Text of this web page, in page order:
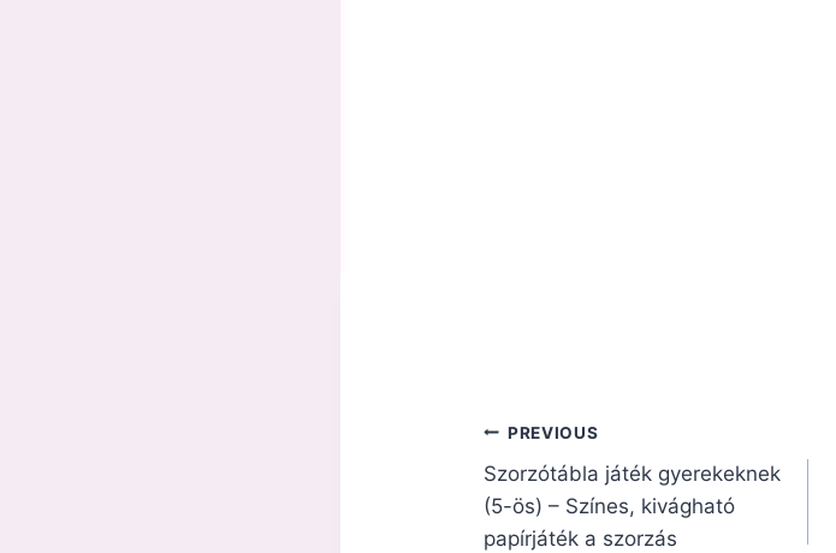
Bejegyzés
navigáció
PREVIOUS
Szorzótábla játék gyerekeknek
(5-ös) – Színes, kivágható
papírjáték a szorzás